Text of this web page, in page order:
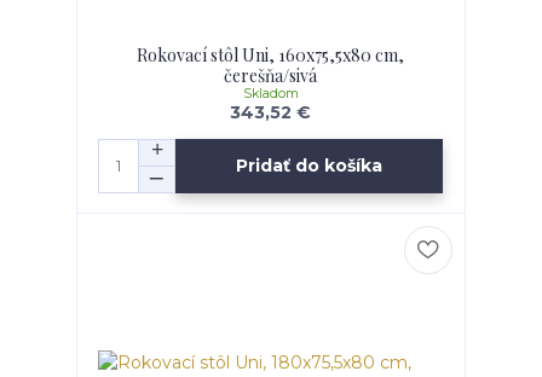
Rokovací stôl Uni, 160x75,5x80 cm,
čerešňa/sivá
343,52 €
Skladom
Pridať do košíka